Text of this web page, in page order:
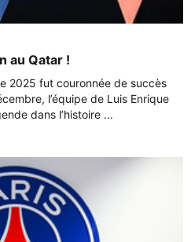
au Qatar !
2025 fut couronnée de succès
l’équipe de Luis Enrique
dans l’histoire ...